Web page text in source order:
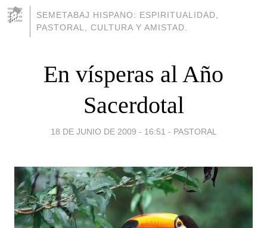
SEMETABAJ HISPANO: ESPIRITUALIDAD,
PASTORAL, CULTURA Y AMISTAD.
En vísperas al Año
Sacerdotal
18 DE JUNIO DE 2009 - 16:51 - PASTORAL